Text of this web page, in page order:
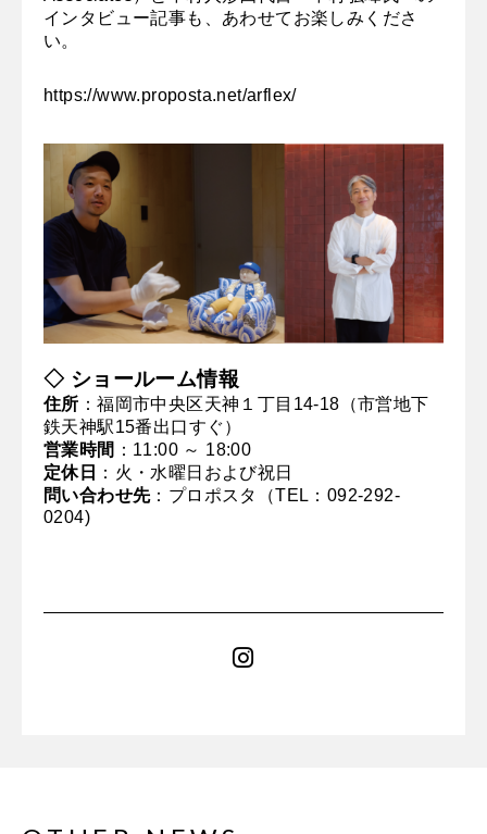
インタビュー記事も、あわせてお楽しみくださ
い。
https://www.proposta.net/arflex/
◇ ショールーム情報
住所 ：福岡市中央区天神１丁目14-18（市営地下
鉄天神駅15番出口すぐ）
営業時間 ：11:00 ～ 18:00
定休日
：火・水曜日および祝日
問い合わせ先：プロポスタ（TEL：092-292-
0204)